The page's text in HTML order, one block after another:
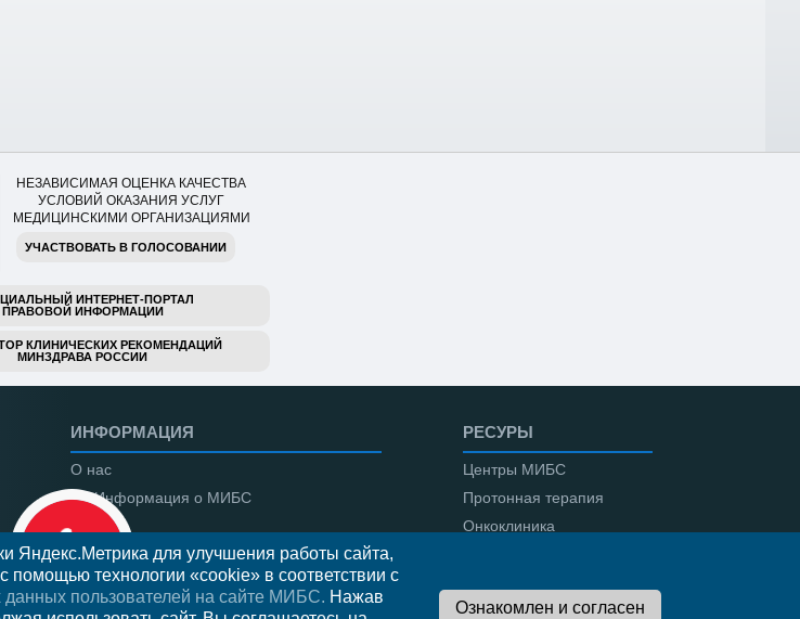
НЕЗАВИСИМАЯ ОЦЕНКА КАЧЕСТВА
УСЛОВИЙ ОКАЗАНИЯ УСЛУГ
МЕДИЦИНСКИМИ ОРГАНИЗАЦИЯМИ
УЧАСТВОВАТЬ В ГОЛОСОВАНИИ
ИНТЕРНЕТ-ПОРТАЛ
ПРАВОВОЙ ИНФОРМАЦИИ
КЛИНИЧЕСКИХ РЕКОМЕНДАЦИЙ
МИНЗДРАВА РОССИИ
ИНФОРМАЦИЯ
О нас
Информация о МИБС
Региональные центры
Вакансии
Документы
РЕСУРЫ
Центры МИБС
Протонная терапия
Онкоклиника
Яндекс.Метрика для улучшения работы сайта,
помощью технологии «cookie» в соответствии с
данных пользователей на сайте МИБС. Нажав